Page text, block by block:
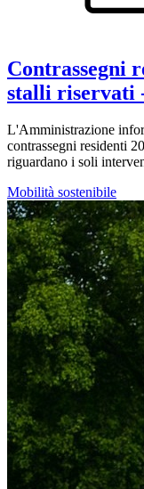
Contrassegni
stalli riservati
L'Amministrazione
contrassegni residenti
riguardano i soli
Mobilità sostenibile